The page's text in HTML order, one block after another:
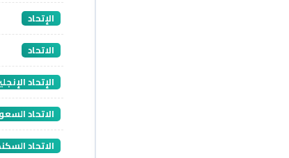
الإتحاد
الاتحاد
الإتحاد
الاتحاد
الاتحاد